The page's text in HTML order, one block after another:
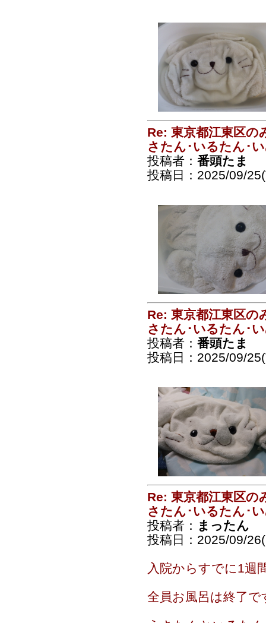
Re: 東京都江東区の
さたん･いるたん･
投稿者： 番頭たま
投稿日：2025/09/
Re: 東京都江東区の
さたん･いるたん･
投稿者： 番頭たま
投稿日：2025/09/
Re: 東京都江東区の
さたん･いるたん･
投稿者： まったん
投稿日：2025/09/
入院からすでに1週
全員お風呂は終了で